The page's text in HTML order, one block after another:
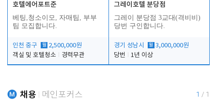
호텔에어포트준
베팅,청소이모, 자매팀, 부부
팀 모집합니다.
인천 중구 월 2,500,000원
객실 및 호텔청소
경력무관
그레이호텔 분당점
그레이 분당점 3교대(격비비)
당번 구인합니다.
경기 성남시 월 3,000,000원
당번
1년 이상
채용 메인포커스 1 / 1